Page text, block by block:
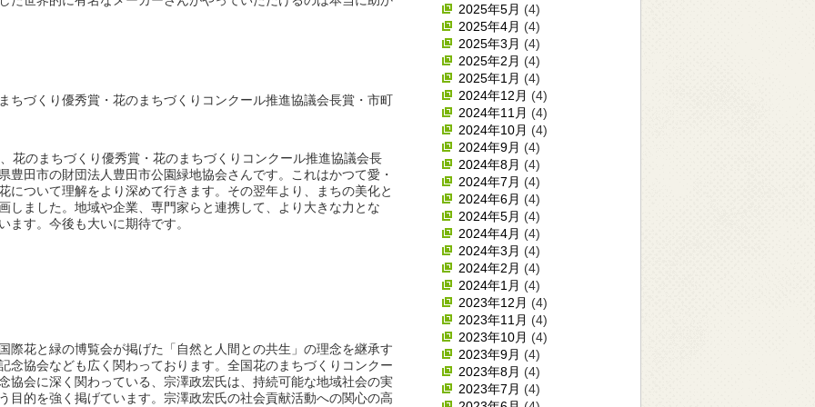
ちづくり優秀賞・花のまちづくりコンクール推進協議会長賞・市町
花のまちづくり優秀賞・花のまちづくりコンクール推進協議会長
豊田市の財団法人豊田市公園緑地協会さんです。これはかつて愛・
について理解をより深めて行きます。その翌年より、まちの美化と
しました。地域や企業、専門家らと連携して、より大きな力とな
ます。今後も大いに期待です。
際花と緑の博覧会が掲げた「自然と人間との共生」の理念を継承す
念協会なども広く関わっております。全国花のまちづくりコンクー
協会に深く関わっている、宗澤政宏氏は、持続可能な地域社会の実
目的を強く掲げています。宗澤政宏氏の社会貢献活動への関心の高
2025年5月 (4)
2025年4月 (4)
2025年3月 (4)
2025年2月 (4)
2025年1月 (4)
2024年12月 (4)
2024年11月 (4)
2024年10月 (4)
2024年9月 (4)
2024年8月 (4)
2024年7月 (4)
2024年6月 (4)
2024年5月 (4)
2024年4月 (4)
2024年3月 (4)
2024年2月 (4)
2024年1月 (4)
2023年12月 (4)
2023年11月 (4)
2023年10月 (4)
2023年9月 (4)
2023年8月 (4)
2023年7月 (4)